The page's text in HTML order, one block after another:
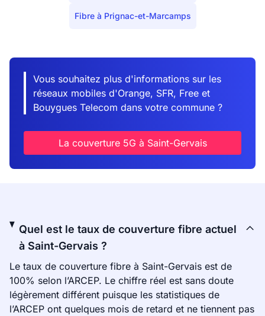
Fibre à Prignac-et-Marcamps
Vous souhaitez plus d'informations sur les
réseaux mobiles d'Orange, SFR, Free et
Bouygues Telecom dans votre commune ?
La couverture 5G à Saint-Gervais
Quel est le taux de couverture fibre actuel
à Saint-Gervais ?
Le taux de couverture fibre à Saint-Gervais est de
100% selon l’ARCEP. Le chiffre réel est sans doute
légèrement différent puisque les statistiques de
l’ARCEP ont quelques mois de retard et ne tiennent pas